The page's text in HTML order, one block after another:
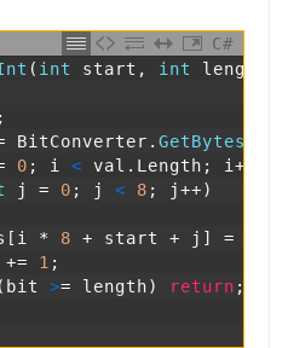
C#
( int start , int length
;
BitConverter . GetBytes
0 ; i < val . Length ; i ++
j = 0 ; j < 8 ; j++)
[ i * 8 + start + j ] =
+= 1 ;
( bit >= length) return ;